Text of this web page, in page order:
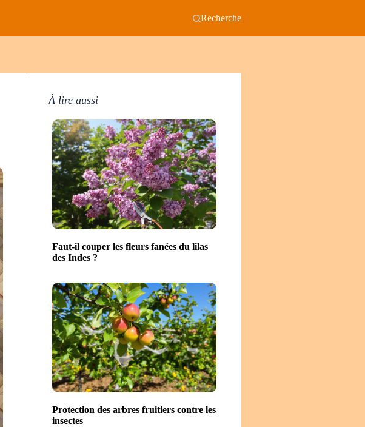
Recherche
À lire aussi
Faut-il couper les fleurs fanées du lilas
des Indes ?
Protection des arbres fruitiers contre les
insectes